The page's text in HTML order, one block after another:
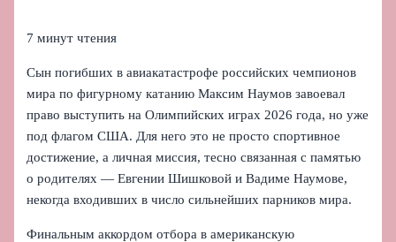
7 минут чтения
Сын погибших в авиакатастрофе российских чемпионов
мира по фигурному катанию Максим Наумов завоевал
право выступить на Олимпийских играх 2026 года, но уже
под флагом США. Для него это не просто спортивное
достижение, а личная миссия, тесно связанная с памятью
о родителях — Евгении Шишковой и Вадиме Наумове,
некогда входивших в число сильнейших парников мира.
Финальным аккордом отбора в американскую